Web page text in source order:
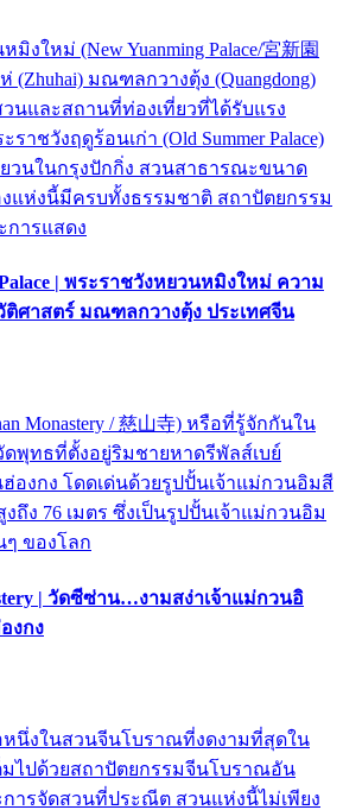
งใหม่ (New Yuanming Palace/宮新園
(Zhuhai) มณฑลกวางตุ้ง (Quangdong)
วนและสถานที่ท่องเที่ยวที่ได้รับแรง
าชวังฤดูร้อนเก่า (Old Summer Palace)
วนในกรุงปักกิ่ง สวนสาธารณะขนาด
แห่งนี้มีครบทั้งธรรมชาติ สถาปัตยกรรม
การแสดง
| พระราชวังหยวนหมิงใหม่ ความ
ติศาสตร์ มณฑลกวางตุ้ง ประเทศจีน
Monastery / 慈山寺) หรือที่รู้จักกันใน
ดพุทธที่ตั้งอยู่ริมชายหาดรีพัลส์เบย์
นฮ่องกง โดดเด่นด้วยรูปปั้นเจ้าแม่กวนอิมสี
ถึง 76 เมตร ซึ่งเป็นรูปปั้นเจ้าแม่กวนอิม
ของโลก
| วัดซีซ่าน…งามสง่าเจ้าแม่กวนอิ
งกง
นึ่งในสวนจีนโบราณที่งดงามที่สุดใน
ต็มไปด้วยสถาปัตยกรรมจีนโบราณอัน
ารจัดสวนที่ประณีต สวนแห่งนี้ไม่เพียง